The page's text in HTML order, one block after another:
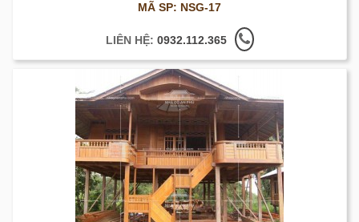
MÃ SP: NSG-17
LIÊN HỆ: 0932.112.365